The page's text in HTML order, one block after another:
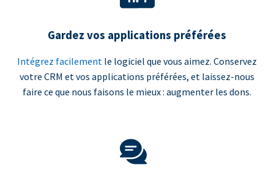
Gardez vos applications préférées
Intégrez facilement le logiciel que vous aimez. Conservez
votre CRM et vos applications préférées, et laissez-nous
faire ce que nous faisons le mieux : augmenter les dons.